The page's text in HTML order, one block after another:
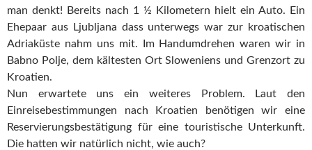
man denkt! Bereits nach 1 ½ Kilometern hielt ein Auto. Ein
Ehepaar aus Ljubljana dass unterwegs war zur kroatischen
Adriaküste nahm uns mit. Im Handumdrehen waren wir in
Babno Polje, dem kältesten Ort Sloweniens und Grenzort zu
Kroatien.
Nun erwartete uns ein weiteres Problem. Laut den
Einreisebestimmungen nach Kroatien benötigen wir eine
Reservierungsbestätigung für eine touristische Unterkunft.
Die hatten wir natürlich nicht, wie auch?